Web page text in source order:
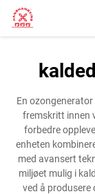
Produkter
Om oss
En
fremskritt innen
forbedre
enheten
med avansert
miljøet mulig i
ved å produsere